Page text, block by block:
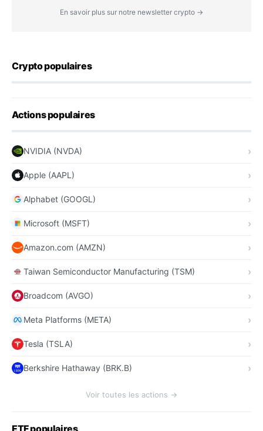
En savoir plus sur notre newsletter crypto →
Crypto populaires
Actions populaires
NVIDIA (NVDA)
Apple (AAPL)
Alphabet (GOOGL)
Microsoft (MSFT)
Amazon.com (AMZN)
Taiwan Semiconductor Manufacturing (TSM)
Broadcom (AVGO)
Meta Platforms (META)
Tesla (TSLA)
Berkshire Hathaway (BRK.B)
Voir toutes les actions →
ETF populaires